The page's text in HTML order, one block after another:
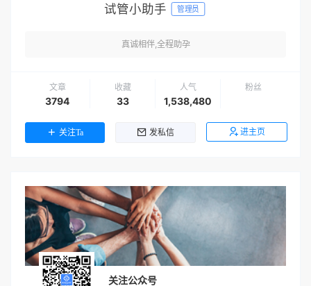
试管小助手 管理员
真诚相伴,全程助孕
文章
3794
收藏
33
人气
1,538,480
粉丝
关注Ta 发私信 进主页
关注公众号